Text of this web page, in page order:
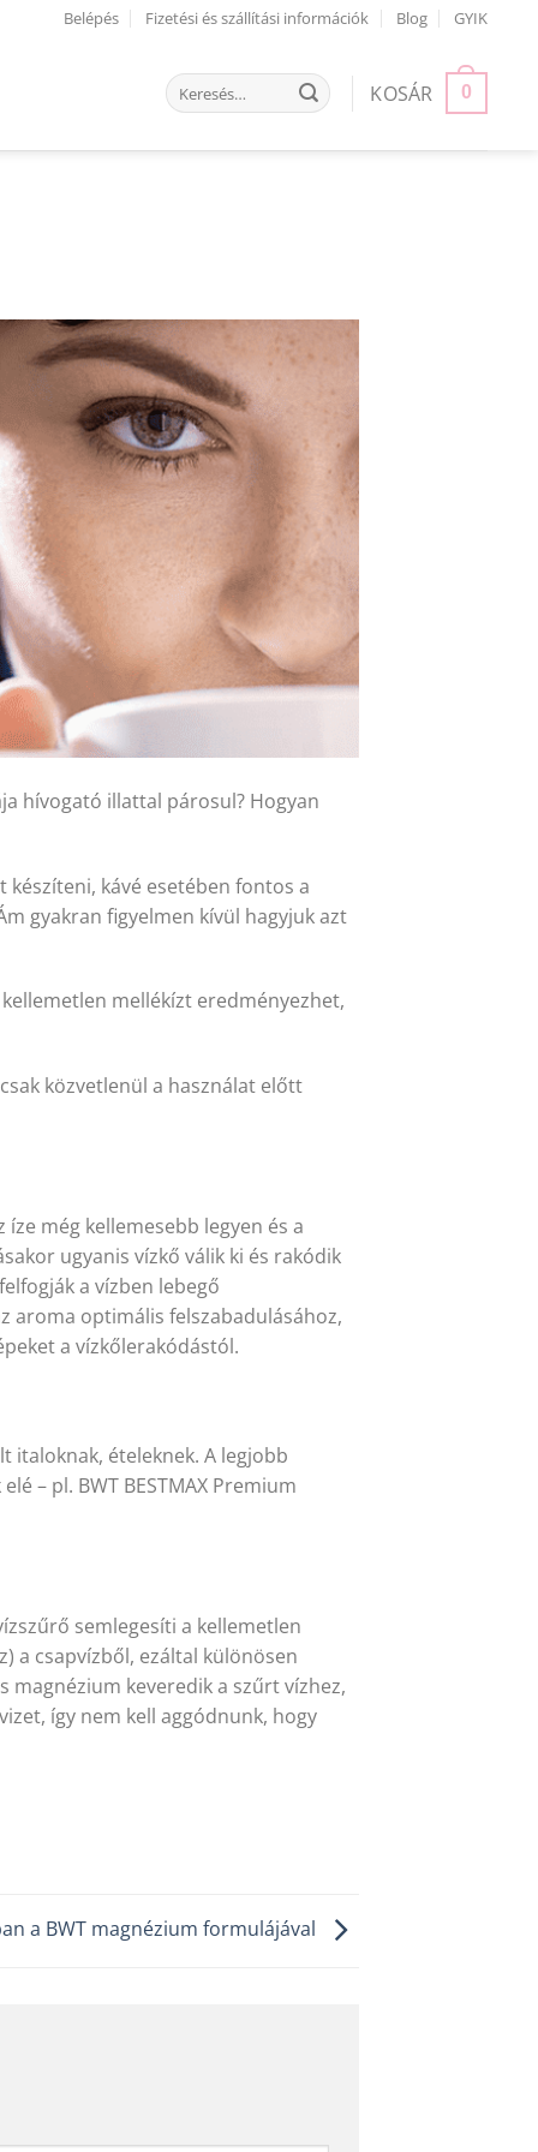
Belépés Fizetési és szállítási információk Blog GYIK
Keresés
a
KOSÁR 0
hívogató illattal párosul? Hogyan
kávé esetében fontos a
gyakran figyelmen kívül hagyjuk azt
mellékízt eredményezhet,
közvetlenül a használat előtt
még kellemesebb legyen és a
ugyanis vízkő válik ki és rakódik
a vízben lebegő
aroma optimális felszabadulásához,
a vízkőlerakódástól.
italoknak, ételeknek. A legjobb
– pl. BWT BESTMAX Premium
semlegesíti a kellemetlen
a csapvízből, ezáltal különösen
keveredik a szűrt vízhez,
így nem kell aggódnunk, hogy
a BWT magnézium formulájával